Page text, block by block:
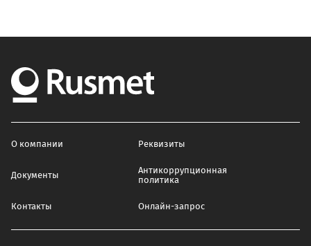
О компании Реквизиты
Документы
Антикоррупционная
политика
Контакты Онлайн-запрос